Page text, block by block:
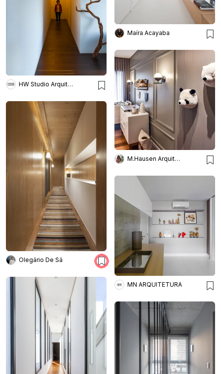
Maíra Acayaba
HW Studio Arquitectos
M.Hausen Arquitetura
Olegário De Sá
MN ARQUITETURA